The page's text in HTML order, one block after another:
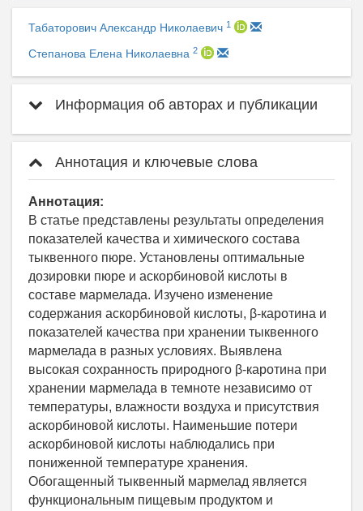
Табаторович Александр Николаевич 1
Степанова Елена Николаевна 2
Информация об авторах и публикации
Аннотация и ключевые слова
Аннотация:
В статье представлены результаты определения
показателей качества и химического состава
тыквенного пюре. Установлены оптимальные
дозировки пюре и аскорбиновой кислоты в
составе мармелада. Изучено изменение
содержания аскорбиновой кислоты, β-каротина и
показателей качества при хранении тыквенного
мармелада в разных условиях. Выявлена
высокая сохранность природного β-каротина при
хранении мармелада в темноте независимо от
температуры, влажности воздуха и присутствия
аскорбиновой кислоты. Наименьшие потери
аскорбиновой кислоты наблюдались при
пониженной температуре хранения.
Обогащенный тыквенный мармелад является
функциональным пищевым продуктом и